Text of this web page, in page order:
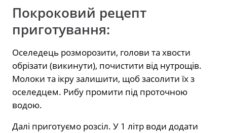
Покроковий рецепт
приготування:
Оселедець розморозити, голови та хвости
обрізати (викинути), почистити від нутрощів.
Молоки та ікру залишити, щоб засолити їх з
оселедцем. Рибу промити під проточною
водою.
Далі приготуємо розсіл. У 1 літр води додати